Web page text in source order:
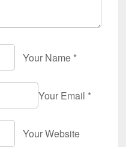
Your Name *
Your Email *
Your Website